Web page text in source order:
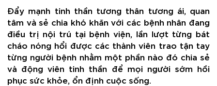
Đẩy mạnh tinh thần tương thân tương ái, quan
tâm và sẻ chia khó khăn với các bệnh nhân đang
điều trị nội trú tại bệnh viện, lần lượt từng bát
cháo nóng hổi được các thành viên trao tận tay
từng người bệnh nhằm một phần nào đó chia sẻ
và động viên tinh thần để mọi người sớm hồi
phục sức khỏe, ổn định cuộc sống.